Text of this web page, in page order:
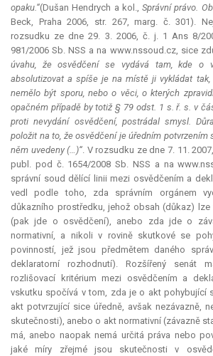
opaku.“(Dušan Hendrych a kol.,Správní právo.
Beck, Praha 2006, str. 267, marg. č. 301).
rozsudku ze dne 29. 3. 2006, č. j. 1 Ans 8/
981/2006 Sb. NSS a na www.nssoud.cz, sice
úvahu, že osvědčení se vydává tam, kde o
absolutizovat a spíše je na místě ji vykládat
nemělo být sporu, nebo o věci, o kterých
opačném případě by totiž § 79 odst. 1 s. ř. s. v
proti nevydání osvědčení, postrádal smysl.
položit na to, že osvědčení je úředním potvrzením
něm uvedeny (…)“. V rozsudku ze dne 7. 11.
publ. pod č. 1654/2008 Sb. NSS a na
správní soud dělící linii mezi osvědčením a
vedl podle toho, zda správním orgánem
důkazního prostředku, jehož obsah (důkaz) lze
(pak jde o osvědčení), anebo zda jde o
normativní, a nikoli v rovině skutkové se
povinností, jež jsou předmětem daného
deklaratorní rozhodnutí). Rozšířený senát
rozlišovací kritérium mezi osvědčením a
vskutku spočívá v tom, zda je o akt pohybující
akt potvrzující sice úředně, avšak nezávazně,
skutečnosti), anebo o akt normativní (závazně
má, anebo naopak nemá určitá práva nebo
jaké míry zřejmé jsou skutečnosti v